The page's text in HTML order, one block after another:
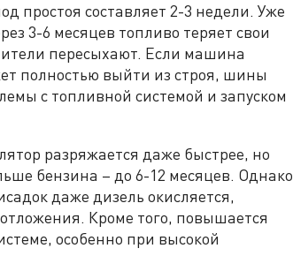
простоя составляет 2-3 недели. Уже
3-6 месяцев топливо теряет свои
пересыхают. Если машина
полностью выйти из строя, шины
с топливной системой и запуском
разряжается даже быстрее, но
бензина – до 6-12 месяцев. Однако
даже дизель окисляется,
Кроме того, повышается
особенно при высокой